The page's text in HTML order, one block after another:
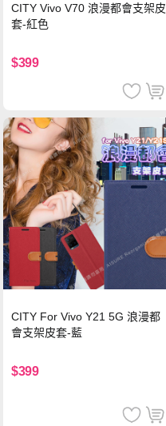
CITY Vivo V70 浪漫都會支架皮
套-紅色
$399
CITY For Vivo Y21 5G 浪漫都
會支架皮套-藍
$399